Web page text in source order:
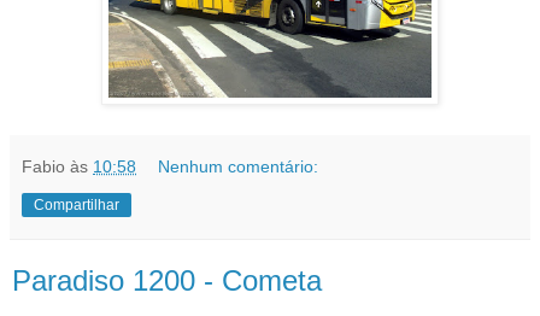
Fabio às 10:58 Nenhum comentário:
Compartilhar
Paradiso 1200 - Cometa